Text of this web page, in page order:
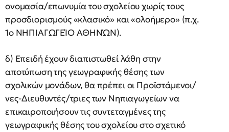
ονομασία/επωνυμία του σχολείου χωρίς τους
προσδιορισμούς «κλασικό» και «ολοήμερο» (π.χ.
1ο ΝΗΠΙΑΓΩΓΕΊΟ ΑΘΗΝΏΝ).
δ) Επειδή έχουν διαπιστωθεί λάθη στην
αποτύπωση της γεωγραφικής θέσης των
σχολικών μονάδων, θα πρέπει οι Προϊστάμενοι/
νες-Διευθυντές/τριες των Νηπιαγωγείων να
επικαιροποιήσουν τις συντεταγμένες της
γεωγραφικής θέσης του σχολείου στο σχετικό